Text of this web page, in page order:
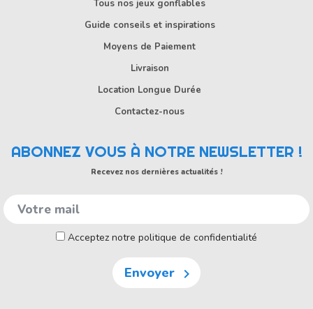
Tous nos jeux gonflables
Guide conseils et inspirations
Moyens de Paiement
Livraison
Location Longue Durée
Contactez-nous
ABONNEZ VOUS À NOTRE NEWSLETTER !
Recevez nos dernières actualités !
Acceptez notre politique de confidentialité
Envoyer 